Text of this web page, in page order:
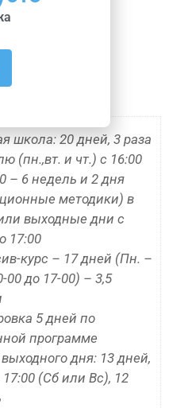
школа: 20 дней, 3 раза
(пн.,вт. и чт.) с 16:00
– 6 недель и 2 дня
методики) в
выходные дни с
17:00
курс – 17 дней (Пн. –
00 до 17-00) – 3,5
5 дней по
программе
дня: 13 дней,
17:00 (Сб или Вс), 12